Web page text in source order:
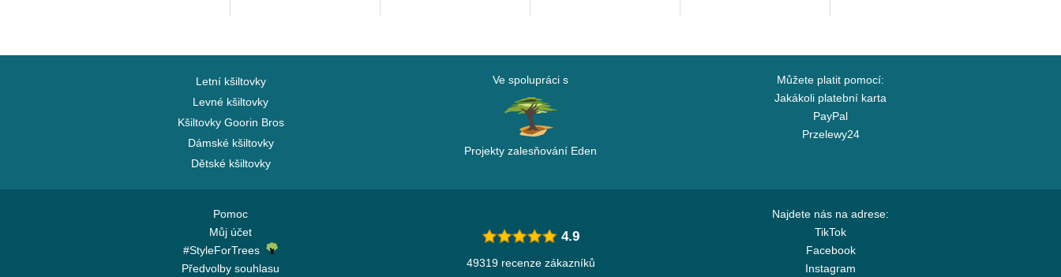
Letní kšiltovky
Levné kšiltovky
Kšiltovky Goorin Bros
Dámské kšiltovky
Dětské kšiltovky
Ve spolupráci s
Projekty zalesňování Eden
Můžete platit pomocí:
Jakákoli platební karta
PayPal
Przelewy24
Pomoc
Můj účet
#StyleForTrees
Předvolby souhlasu
Najdete nás na adrese:
TikTok
Facebook
Instagram
4.9
49319 recenze zákazníků